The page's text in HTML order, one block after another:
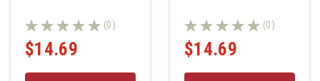
(0)
$14.69
(0)
$14.69